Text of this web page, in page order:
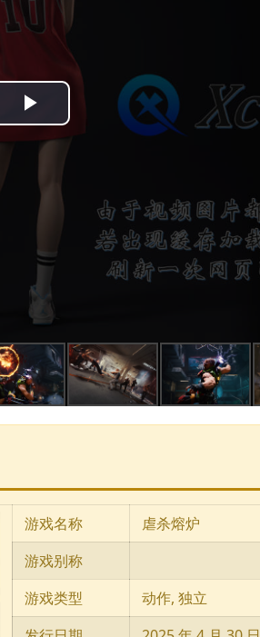
Play
Video
游戏名称
虐杀熔炉
游戏别称
游戏类型
动作, 独立